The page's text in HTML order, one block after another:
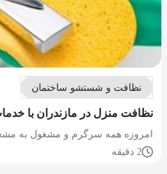
نظافت و شستشو ساختمان
نظافت منزل در مازندران با
امروزه همه سرگرم و مشغول به
2 دقیقه